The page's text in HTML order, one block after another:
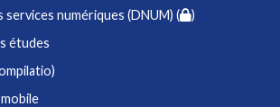
numériques (DNUM) (
)
études